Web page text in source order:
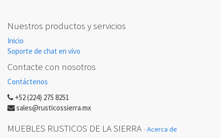
Nuestros productos y servicios
Inicio
Soporte de chat en vivo
Contacte con nosotros
Contáctenos
+52 (224) 275 8251
sales@rusticossierra.mx
MUEBLES RUSTICOS DE LA SIERRA -Acerca de